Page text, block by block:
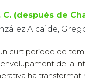
C. (después de
Alcaide,
curt període de
de la
ha transformat